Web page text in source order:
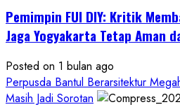
KDMP
Rp1,6
Diduga
Hanya
Separuhnya
Pemimpin FUI DIY: Kritik
Jaga Yogyakarta Tetap Aman
Posted on 1 bulan ago
Perpusda Bantul Berarsitektur
Masih Jadi Sorotan